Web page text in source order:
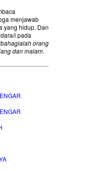
menjawab
yang hidup. Dan
i pada
orang
dan malam.